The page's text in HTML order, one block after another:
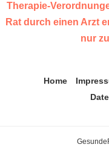
Therapie-
Rat durch einen Arzt
nur
Home